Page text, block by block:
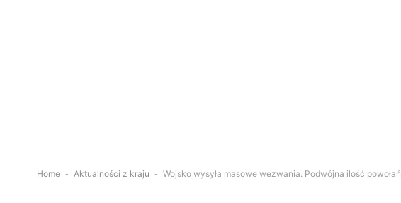
Home - Aktualności z kraju - Wojsko wysyła masowe wezwania. Podwójna ilość powołań